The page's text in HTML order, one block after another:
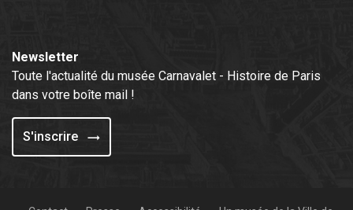
Newsletter
Toute l'actualité du musée Carnavalet - Histoire de Paris
dans votre boîte mail !
S'inscrire